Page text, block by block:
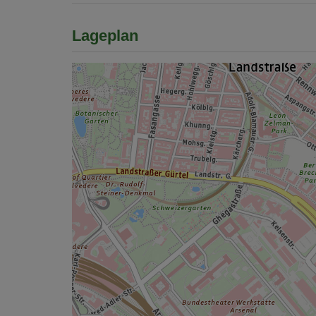
Lageplan